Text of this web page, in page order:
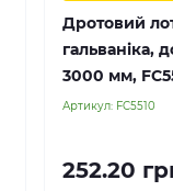
Дротовий
гальваніка,
3000 мм,
Артикул: FC5510
252.20